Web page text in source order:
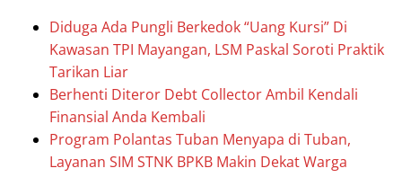
Diduga Ada Pungli Berkedok “Uang Kursi” Di
Kawasan TPI Mayangan, LSM Paskal Soroti Praktik
Tarikan Liar
Berhenti Diteror Debt Collector Ambil Kendali
Finansial Anda Kembali
Program Polantas Tuban Menyapa di Tuban,
Layanan SIM STNK BPKB Makin Dekat Warga